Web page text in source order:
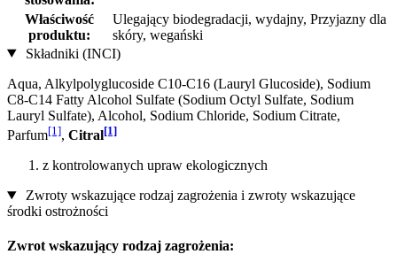
Właściwość
produktu:
Ulegający biodegradacji, wydajny, Przyjazny dla
skóry, wegański
Składniki (INCI)
Aqua, Alkylpolyglucoside C10-C16 (Lauryl Glucoside), Sodium
C8-C14 Fatty Alcohol Sulfate (Sodium Octyl Sulfate, Sodium
Lauryl Sulfate), Alcohol, Sodium Chloride, Sodium Citrate,
Parfum[1], Citral[1]
z kontrolowanych upraw ekologicznych
Zwroty wskazujące rodzaj zagrożenia i zwroty wskazujące
środki ostrożności
Zwrot wskazujący rodzaj zagrożenia: